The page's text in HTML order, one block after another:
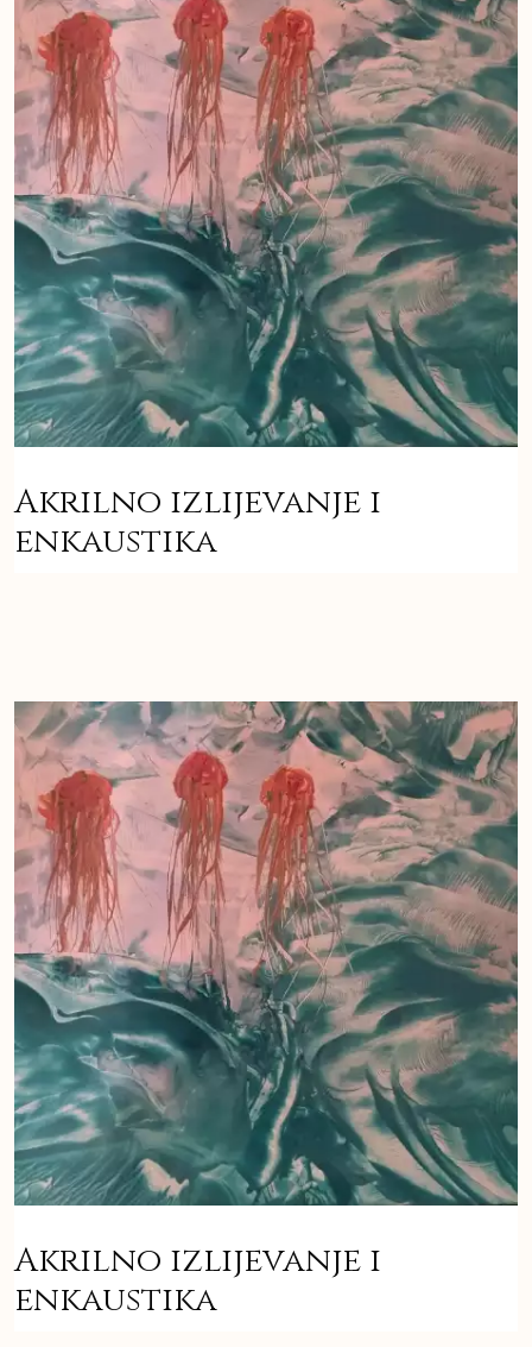
Akrilno izlijevanje i
enkaustika
Akrilno izlijevanje i
enkaustika